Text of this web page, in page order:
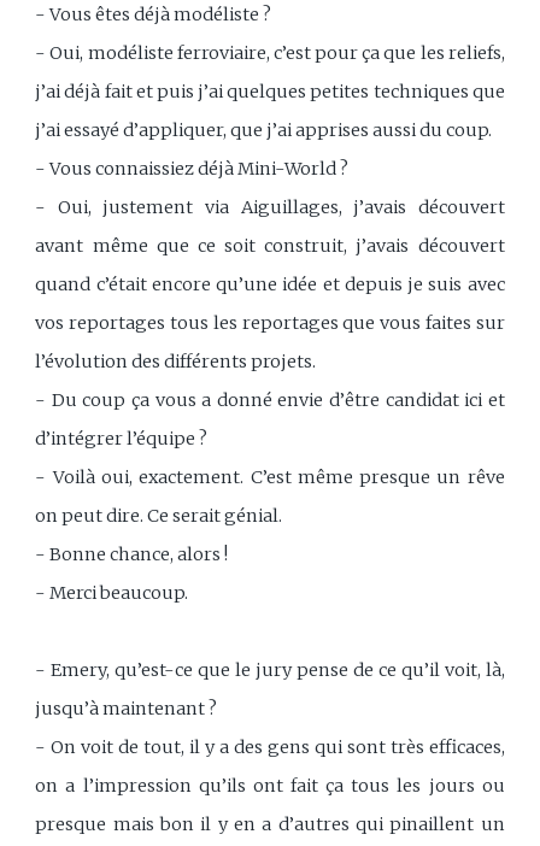
- Vous êtes déjà modéliste ?
- Oui, modéliste ferroviaire, c’est pour ça que les reliefs,
j’ai déjà fait et puis j’ai quelques petites techniques que
j’ai essayé d’appliquer, que j’ai apprises aussi du coup.
- Vous connaissiez déjà Mini-World ?
- Oui, justement via Aiguillages, j’avais découvert
avant même que ce soit construit, j’avais découvert
quand c’était encore qu’une idée et depuis je suis avec
vos reportages tous les reportages que vous faites sur
l’évolution des différents projets.
- Du coup ça vous a donné envie d’être candidat ici et
d’intégrer l’équipe ?
- Voilà oui, exactement. C’est même presque un rêve
on peut dire. Ce serait génial.
- Bonne chance, alors !
- Merci beaucoup.
- Emery, qu’est-ce que le jury pense de ce qu’il voit, là,
jusqu’à maintenant ?
- On voit de tout, il y a des gens qui sont très efficaces,
on a l’impression qu’ils ont fait ça tous les jours ou
presque mais bon il y en a d’autres qui pinaillent un